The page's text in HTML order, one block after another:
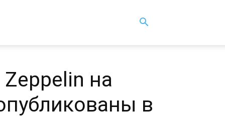
на
в